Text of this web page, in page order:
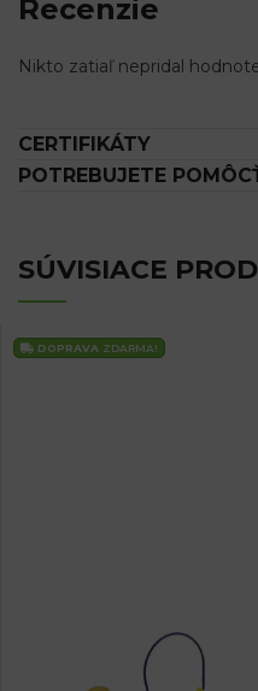
Recenzie
Nikto zatiaľ nepridal
CERTIFIKÁTY
POTREBUJETE
SÚVISIACE
DOPRAVA ZDARMA!